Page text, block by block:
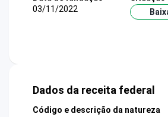
03/11/2022
Dados da receita federal
Código e descrição da natureza